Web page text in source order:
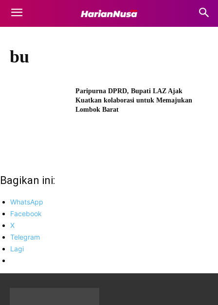
bu
Paripurna DPRD, Bupati LAZ Ajak
Kuatkan kolaborasi untuk Memajukan
Lombok Barat
Bagikan ini:
WhatsApp
Facebook
X
Telegram
Lagi